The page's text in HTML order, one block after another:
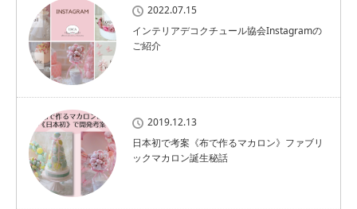
2022.07.15
インテリアデコクチュール協会Instagramの
ご紹介
2019.12.13
日本初で考案《布で作るマカロン》ファブリ
ックマカロン誕生秘話